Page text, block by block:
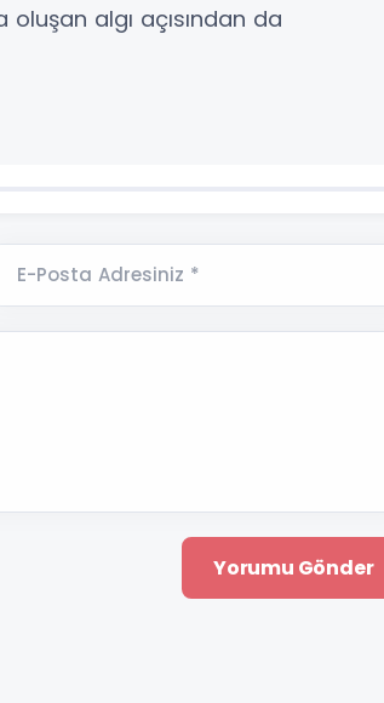
algı açısından da
E-Posta Adresiniz *